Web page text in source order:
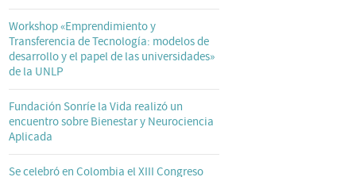
Workshop «Emprendimiento y
Transferencia de Tecnología: modelos de
desarrollo y el papel de las universidades»
de la UNLP
Fundación Sonríe la Vida realizó un
encuentro sobre Bienestar y Neurociencia
Aplicada
Se celebró en Colombia el XIII Congreso